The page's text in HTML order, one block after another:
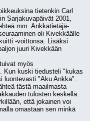
tietenkin Carl
Sarjakuvapäivät 2001,
mm. Ankkatietäjä-
oli Kivekkäälle
-voittonsa. Lisäksi
juuri Kivekkään
myös
Kun kuski tiedusteli "kukas
luontevasti "Aku Ankka".
tästä maailmasta
tulosten keskellä.
että jokainen voi
omastaan sen minkä